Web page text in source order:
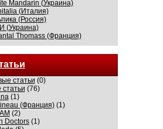
Mandarin (Украина)
(Италия)
(Россия)
(Украина)
Thomass (Франция)
статьи (0)
статьи (76)
(1)
(Франция)(1)
(2)
Doctors(1)